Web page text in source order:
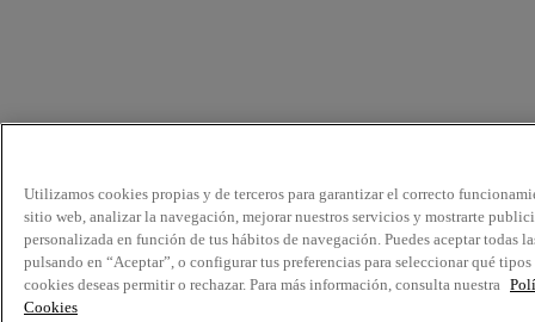
Utilizamos cookies propias y de terceros para garantizar el correcto
sitio web, analizar la navegación, mejorar nuestros servicios y mostrarte
personalizada en función de tus hábitos de navegación. Puedes aceptar todas
pulsando en “Aceptar”, o configurar tus preferencias para seleccionar qué tipos
cookies deseas permitir o rechazar. Para más información, consulta nuestra
Cookies